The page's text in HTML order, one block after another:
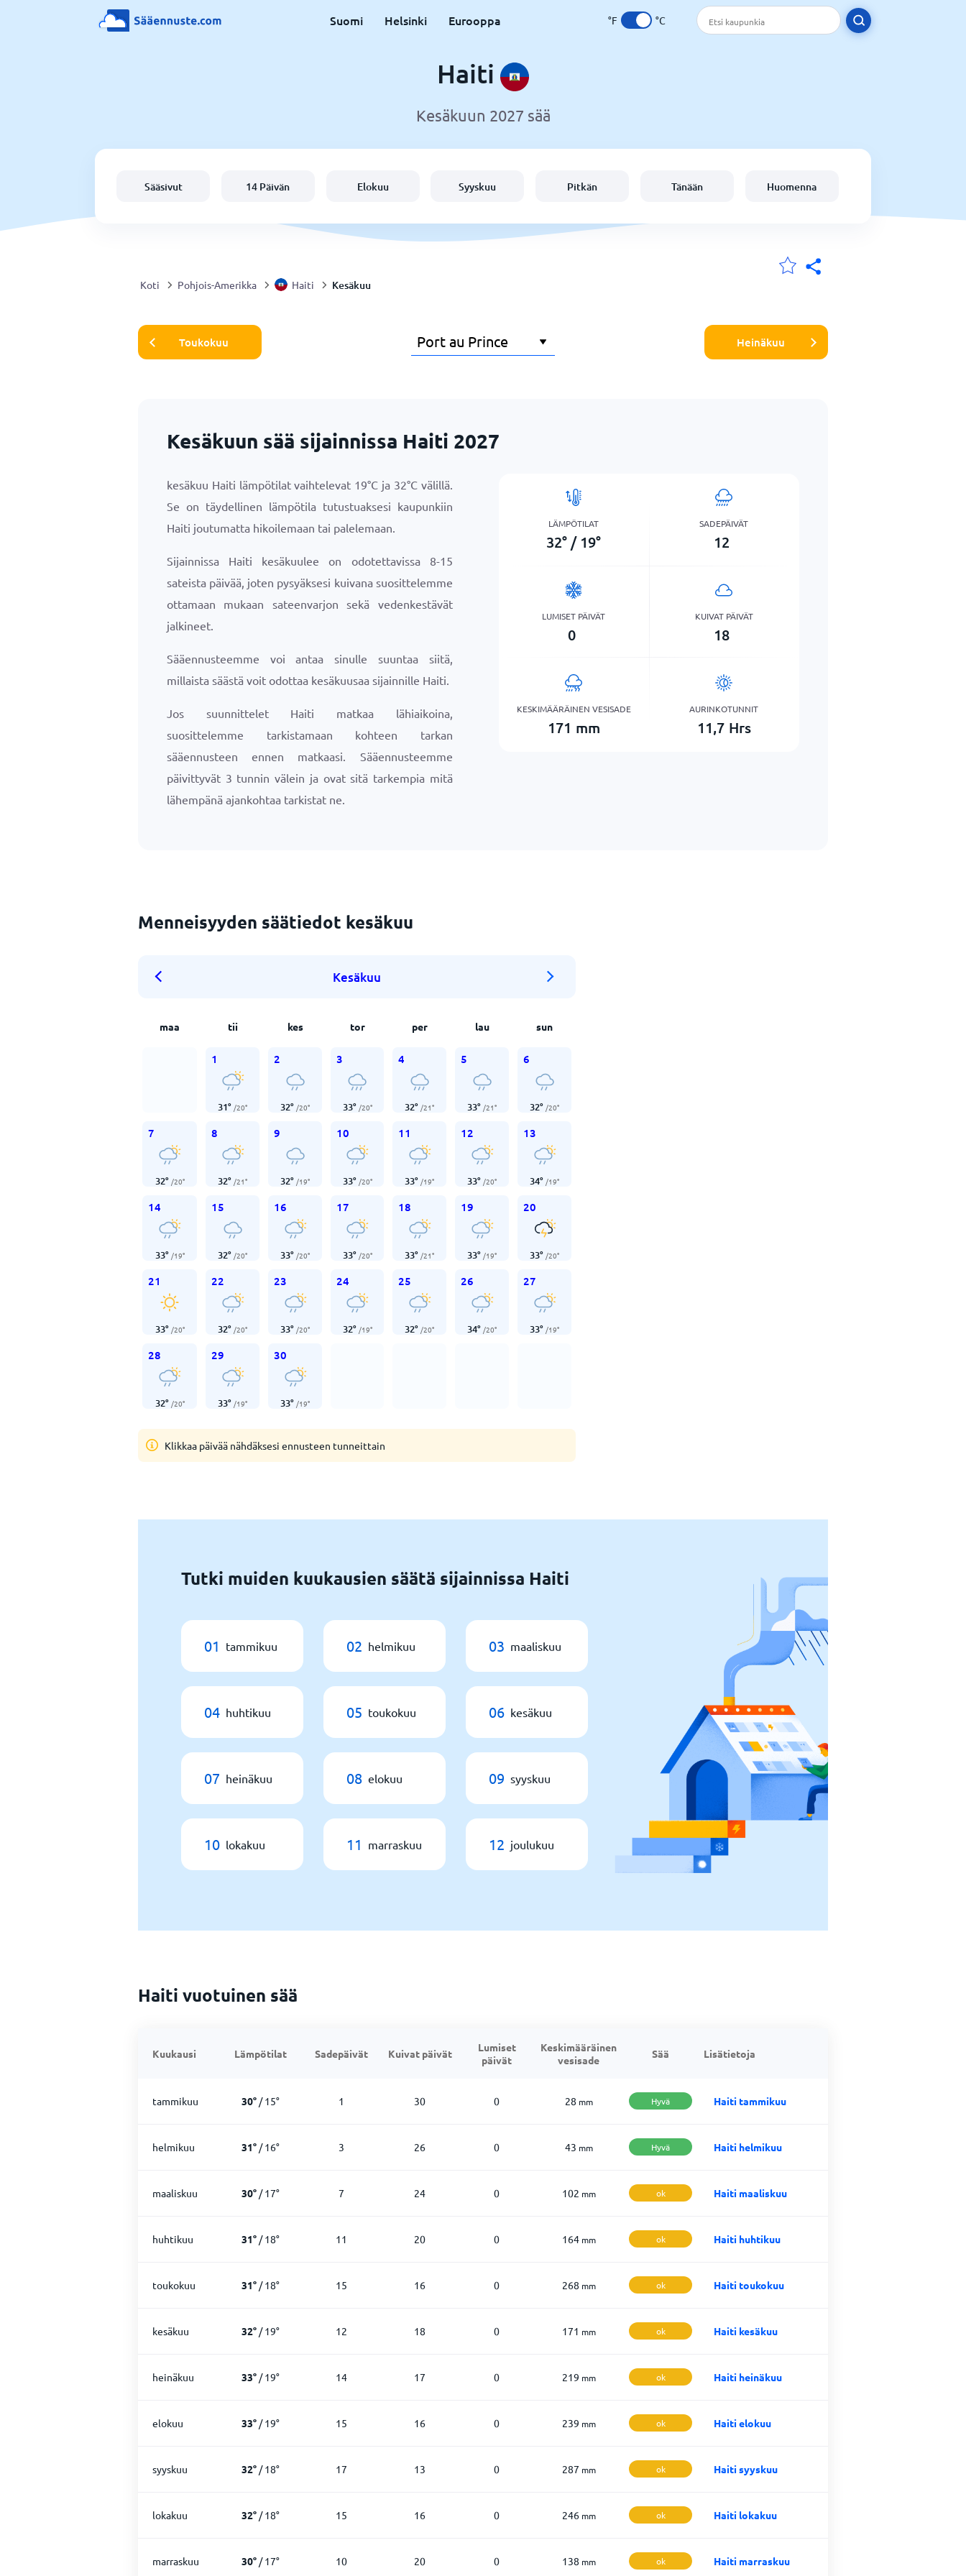
Suomi Helsinki Eurooppa °F °C
Haiti
Kesäkuun 2027 sää
Sääsivut 14 Päivän Elokuu Syyskuu Pitkän Tänään Huomenna
Koti Pohjois-Amerikka Haiti Kesäkuu
Toukokuu Heinäkuu
Kesäkuun sää sijainnissa Haiti 2027
kesäkuu Haiti lämpötilat vaihtelevat 19°C ja 32°Cvälillä.
Se on täydellinen lämpötila tutustuaksesi kaupunkiin
Haiti joutumatta hikoilemaan tai palelemaan.
Sijainnissa Haiti kesäkuulee on odotettavissa 8-15
sateista päivää, joten pysyäksesi kuivana suosittelemme
ottamaan mukaan sateenvarjon sekä vedenkestävät
jalkineet.
Sääennusteemme voi antaa sinulle suuntaa siitä,
millaista säästä voit odottaa kesäkuusaa sijainnille Haiti.
Jos suunnittelet Haiti matkaa lähiaikoina,
suosittelemme tarkistamaan kohteen tarkan
sääennusteen ennen matkaasi. Sääennusteemme
päivittyvät 3 tunnin välein ja ovat sitä tarkempia mitä
lähempänä ajankohtaa tarkistat ne.
LÄMPÖTILAT
32° / 19°
SADEPÄIVÄT
12
LUMISET PÄIVÄT
0
KUIVAT PÄIVÄT
18
KESKIMÄÄRÄINEN VESISADE
171 mm
AURINKOTUNNIT
11,7 Hrs
Menneisyyden säätiedot kesäkuu
Kesäkuu
maa tii kes tor per lau sun
1
31° /20°
2
32° /20°
3
33° /20°
4
32° /21°
5
33° /21°
6
32° /20°
7
32° /20°
8
32° /21°
9
32° /19°
10
33° /20°
11
33° /19°
12
33° /20°
13
34° /19°
14
33° /19°
15
32° /20°
16
33° /20°
17
33° /20°
18
33° /21°
19
33° /19°
20
33° /20°
21
33° /20°
22
32° /20°
23
33° /20°
24
32° /19°
25
32° /20°
26
34° /20°
27
33° /19°
28
32° /20°
29
33° /19°
30
33° /19°
Klikkaa päivää nähdäksesi ennusteen tunneittain
Tutki muiden kuukausien säätä sijainnissa Haiti
01 tammikuu 02 helmikuu 03 maaliskuu
04 huhtikuu 05 toukokuu 06 kesäkuu
07 heinäkuu 08 elokuu 09 syyskuu
10 lokakuu 11 marraskuu 12 joulukuu
Haiti vuotuinen sää
Kuukausi Lämpötilat Sadepäivät Kuivat päivät
Lumiset
päivät
Keskimääräinen
vesisade
Sää Lisätietoja
tammikuu 30°/15° 1 30 0 28 mm Hyvä Haiti tammikuu
helmikuu 31°/16° 3 26 0 43 mm Hyvä Haiti helmikuu
maaliskuu 30°/17° 7 24 0 102 mm ok Haiti maaliskuu
huhtikuu 31°/18° 11 20 0 164 mm ok Haiti huhtikuu
toukokuu 31°/18° 15 16 0 268 mm ok Haiti toukokuu
kesäkuu 32°/19° 12 18 0 171 mm ok Haiti kesäkuu
heinäkuu 33°/19° 14 17 0 219 mm ok Haiti heinäkuu
elokuu 33°/19° 15 16 0 239 mm ok Haiti elokuu
syyskuu 32°/18° 17 13 0 287 mm ok Haiti syyskuu
lokakuu 32°/18° 15 16 0 246 mm ok Haiti lokakuu
marraskuu 30°/17° 10 20 0 138 mm ok Haiti marraskuu